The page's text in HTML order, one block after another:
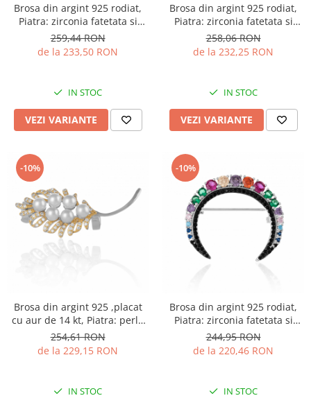
Brosa din argint 925 rodiat,
Piatra: zirconia fatetata si
cubic zirconia, Culoare:
transparent si rosu, Sonis
Silver
259,44 RON
de la 233,50 RON
IN STOC
VEZI VARIANTE
Brosa din argint 925 rodiat,
Piatra: zirconia fatetata si
cubic zirconia, Culoare:
transparent
258,06 RON
de la 232,25 RON
IN STOC
VEZI VARIANTE
-10%
Brosa din argint 925 ,placat
cu aur de 14 kt, Piatra: perla
de laborator ,zirconia fatetata
si cubic zirconia , Culoare :
transparenta
254,61 RON
de la 229,15 RON
IN STOC
-10%
Brosa din argint 925 rodiat,
Piatra: zirconia fatetata si
cubic zirconia , Culoare:
multicolor
244,95 RON
de la 220,46 RON
IN STOC